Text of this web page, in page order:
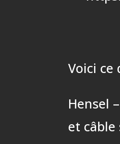
Voici ce
Hensel
et câble